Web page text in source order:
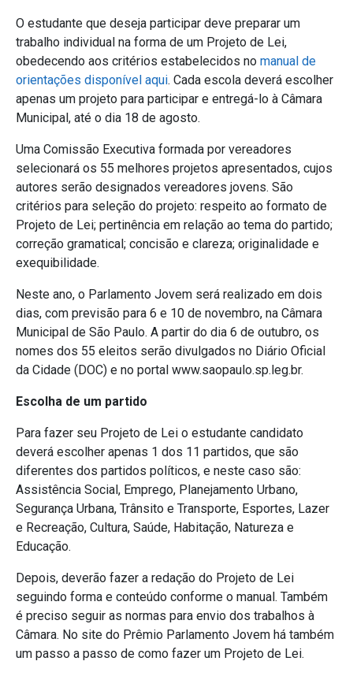
O estudante que deseja participar deve preparar um
trabalho individual na forma de um Projeto de Lei,
obedecendo aos critérios estabelecidos no manual de
orientações disponível aqui. Cada escola deverá escolher
apenas um projeto para participar e entregá-lo à Câmara
Municipal, até o dia 18 de agosto.
Uma Comissão Executiva formada por vereadores
selecionará os 55 melhores projetos apresentados, cujos
autores serão designados vereadores jovens. São
critérios para seleção do projeto: respeito ao formato de
Projeto de Lei; pertinência em relação ao tema do partido;
correção gramatical; concisão e clareza; originalidade e
exequibilidade.
Neste ano, o Parlamento Jovem será realizado em dois
dias, com previsão para 6 e 10 de novembro, na Câmara
Municipal de São Paulo. A partir do dia 6 de outubro, os
nomes dos 55 eleitos serão divulgados no Diário Oficial
da Cidade (DOC) e no portal www.saopaulo.sp.leg.br.
Escolha de um partido
Para fazer seu Projeto de Lei o estudante candidato
deverá escolher apenas 1 dos 11 partidos, que são
diferentes dos partidos políticos, e neste caso são:
Assistência Social, Emprego, Planejamento Urbano,
Segurança Urbana, Trânsito e Transporte, Esportes, Lazer
e Recreação, Cultura, Saúde, Habitação, Natureza e
Educação.
Depois, deverão fazer a redação do Projeto de Lei
seguindo forma e conteúdo conforme o manual. Também
é preciso seguir as normas para envio dos trabalhos à
Câmara. No site do Prêmio Parlamento Jovem há também
um passo a passo de como fazer um Projeto de Lei.